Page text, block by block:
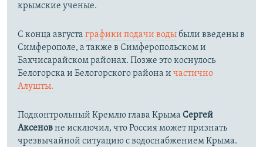
крымские ученые.
С конца августа графики подачи водыбыли введены в
Симферополе, а также в Симферопольском и
Бахчисарайском районах. Позже это коснулось
Белогорска и Белогорского района и частично
Алушты.
Подконтрольный Кремлю глава Крыма Сергей
Аксеновне исключил, что Россия может признать
чрезвычайной ситуацию с водоснабжением Крыма.